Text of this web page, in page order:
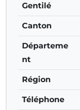
Gentilé
Canton
Départeme
nt
Région
Téléphone